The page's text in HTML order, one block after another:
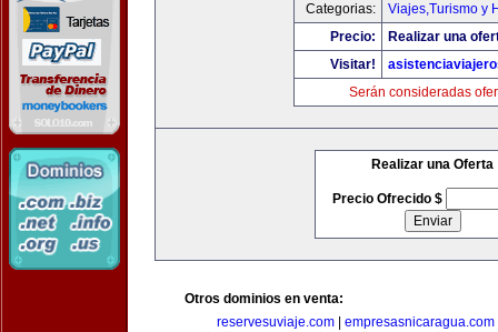
Categorias:
Viajes,Turismo y
Precio:
Realizar una
Visitar!
Serán consideradas
Realizar una Oferta
Precio Ofrecido $
Otros dominios en venta:
reservesuviaje.com| empresasnicaragua.com